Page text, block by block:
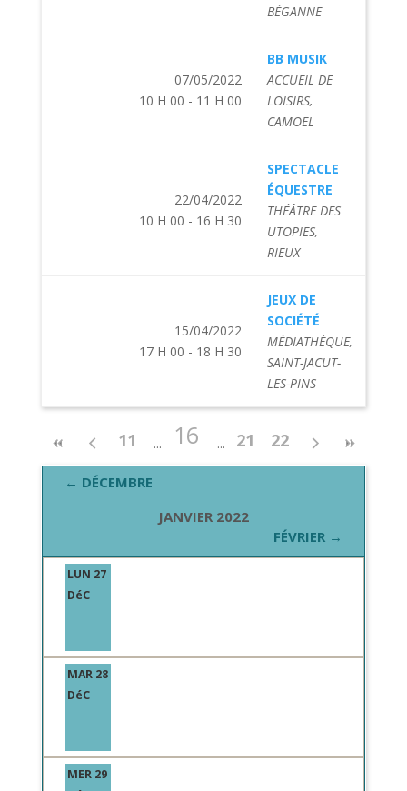
BÉGANNE
07/05/2022
10 H 00 - 11 H 00
BB MUSIK
ACCUEIL DE
LOISIRS,
CAMOEL
22/04/2022
10 H 00 - 16 H 30
SPECTACLE
ÉQUESTRE
THÉÂTRE DES
UTOPIES,
RIEUX
15/04/2022
17 H 00 - 18 H 30
JEUX DE
SOCIÉTÉ
MÉDIATHÈQUE,
SAINT-JACUT-
LES-PINS
11 16 21 22
← DÉCEMBRE
JANVIER 2022
FÉVRIER →
LUN 27
DéC
MAR 28
DéC
MER 29